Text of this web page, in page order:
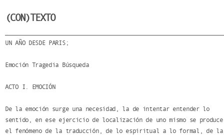
(CON)TEXTO
UN AÑO DESDE PARIS;
Emoción Tragedia Búsqueda
ACTO I. EMOCIÓN
De la emoción surge una necesidad, la de intentar entender lo
sentido, en ese ejercicio de localización de uno mismo se produce
el fenómeno de la traducción, de lo espiritual a lo formal, de la